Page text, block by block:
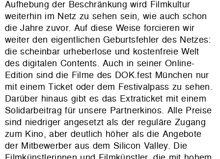
Aufhebung der Beschränkung wird Filmkultur
weiterhin im Netz zu sehen sein, wie auch schon
die Jahre zuvor. Auf diese Weise forcieren wir
weiter den eigentlichen Geburtsfehler des Netzes:
die scheinbar urheberlose und kostenfreie Welt
des digitalen Contents. Auch in seiner Online-
Edition sind die Filme des DOK.fest München nur
mit einem Ticket oder dem Festivalpass zu sehen.
Darüber hinaus gibt es das Extraticket mit einem
Solidarbeitrag für unsere Partnerkinos. Alle Preise
sind niedriger angesetzt als der reguläre Zugang
zum Kino, aber deutlich höher als die Angebote
der Mitbewerber aus dem Silicon Valley. Die